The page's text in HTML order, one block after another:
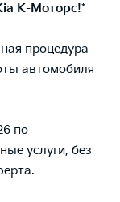
К-Моторс!*
процедура
автомобиля
по
услуги, без